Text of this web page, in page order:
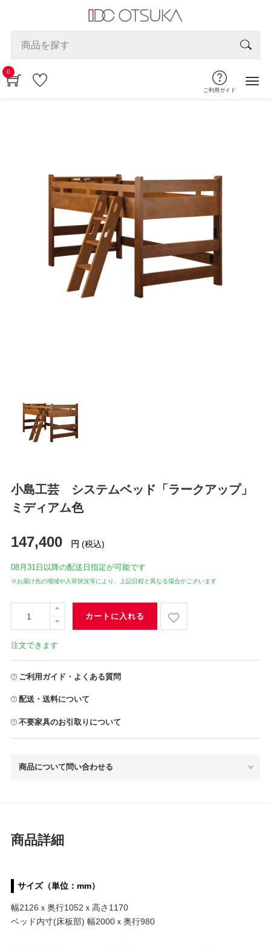
0
ご利用ガイド
小島工芸 システムベッド「ラークアップ」
ミディアム色
147,400 円 (税込)
08月31日 以降の配送日指定が可能です
※お届け先の地域や入荷状況等により、上記日程と異なる場合がございます
カートに入れる
注文できます
ご利用ガイド・よくある質問
配送・送料について
不要家具のお引取りについて
商品について問い合わせる
商品詳細
サイズ（単位：mm）
幅2126ｘ奥行1052ｘ高さ1170
ベッド内寸(床板部) 幅2000ｘ奥行980